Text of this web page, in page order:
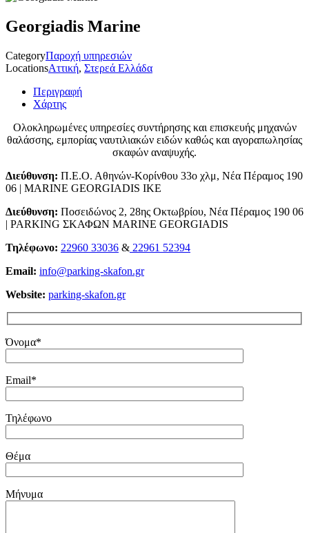
Georgiadis Marine
CategoryΠαροχή υπηρεσιών
LocationsΑττική, Στερεά Ελλάδα
Περιγραφή
Χάρτης
Ολοκληρωμένες υπηρεσίες συντήρησης και επισκευής μηχανών
θαλάσσης, εμπορίας ναυτιλιακών ειδών καθώς και αγοραπωλησίας
σκαφών αναψυχής.
Διεύθυνση: Π.Ε.Ο. Αθηνών-Κορίνθου 33ο χλμ, Νέα Πέραμος 190
06 | MARINE GEORGIADIS ΙΚΕ
Διεύθυνση: Ποσειδώνος 2, 28ης Οκτωβρίου, Νέα Πέραμος 190 06
| PARKING ΣΚΑΦΩΝ MARINE GEORGIADIS
Τηλέφωνο: 22960 33036 & 22961 52394
Email: info@parking-skafon.gr
Website: parking-skafon.gr
Όνομα*
Email*
Τηλέφωνο
Θέμα
Μήνυμα